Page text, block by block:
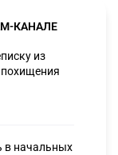
КАНАЛЕ
из
в начальных